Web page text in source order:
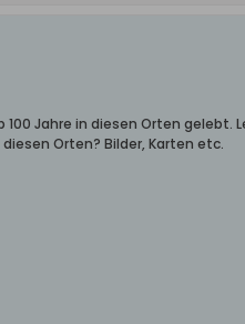
Jahre in diesen Orten
Orten? Bilder, Karten etc.